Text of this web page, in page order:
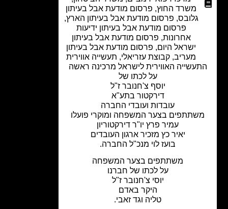
משרד החוץ,פרסום מודעת אבל בעיתון
פרסום מודעת אבל בעיתון הארץ,
פרסום מודעת אבל בעיתון ידיעות
אחרונות,פרסום מודעת אבל בעיתון
ישראל היום,פרסום מודעת אבל בעיתון
קבוצת עזריאלי ,תעשייה אווירית
האווירית לישראל מרכינה ראשה
על לכתו של
יוסף צ'חנובר ז"ל
דירקטור בתע"א
עובדות ועובדי החברה
בצער המשפחה ומוקרי פועלו
עמיר פרץ יו"ר דירקטוריון
יאיר כץ מזכיר ארגון העובדים
בועז לוי מנכ"ל החברה.
משתתפים בצער המשפחה
על לכתו של חברנו
יוסי צ'חנובר ז"ל
היקר באדם
טליה וגד זאבי.